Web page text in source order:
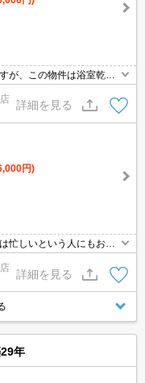
が、この物件は浴室乾燥
ことができます。収納は
ので、広々と空間を利用
地する物件なので、電車
詳細を見る
円)
忙しいという人にもおす
はシューズボックス・ク
衣類や日用品の収納に重
です。設備も充実してい
す。駐輪場付きの物件で
詳細を見る
年